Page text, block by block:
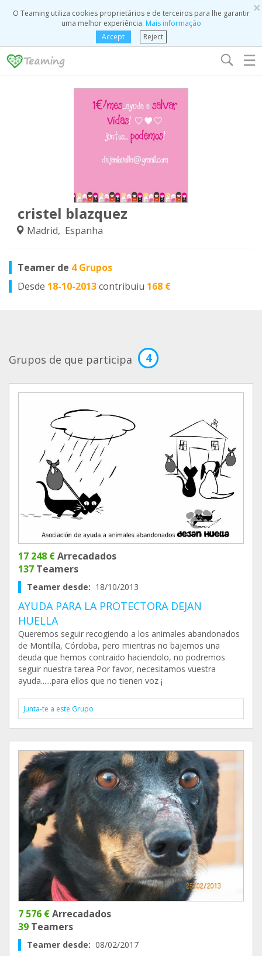
×
O Teaming utiliza cookies proprietários e de terceiros para lhe garantir
uma melhor experiência. Mais informação
Accept
Reject
☰
cristel blazquez
Madrid, Espanha
Teamer de 4 Grupos
Desde 18-10-2013contribuiu 168 €
Grupos de que participa 4
17 248 €Arrecadados
137 Teamers
Teamer desde: 18/10/2013
AYUDA PARA LA PROTECTORA DEJAN
HUELLA
Queremos seguir recogiendo a los animales abandonados
de Montilla, Córdoba, pero mientras no bajemos una
deuda que hemos contraido haciendolo, no podremos
seguir nuestra tarea Por favor, necesitamos vuestra
ayuda......para ellos que no tienen voz ¡
Junta-te a este Grupo
7 576 €Arrecadados
39 Teamers
Teamer desde: 08/02/2017